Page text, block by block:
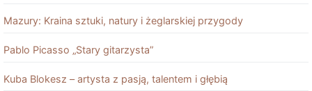
Mazury: Kraina sztuki, natury i żeglarskiej przygody
Pablo Picasso „Stary gitarzysta”
Kuba Blokesz – artysta z pasją, talentem i głębią